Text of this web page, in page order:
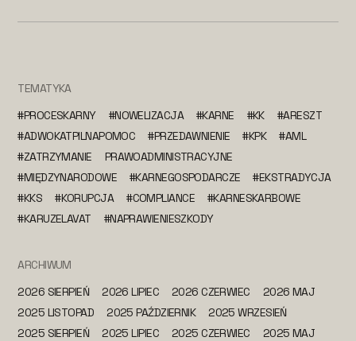
TEMATYKA
#PROCESKARNY
#NOWELIZACJA #KARNE #KK
#ARESZT
#ADWOKATPILNAPOMOC
#PRZEDAWNIENIE #KPK
#AML
#ZATRZYMANIE
PRAWOADMINISTRACYJNE
#MIĘDZYNARODOWE
#KARNEGOSPODARCZE
#EKSTRADYCJA
#KKS
#KORUPCJA #COMPLIANCE
#KARNESKARBOWE
#KARUZELAVAT
#NAPRAWIENIESZKODY
ARCHIWUM
2026 SIERPIEŃ
2026 LIPIEC 2026 CZERWIEC
2026 MAJ
2025 LISTOPAD
2025 PAŹDZIERNIK
2025 WRZESIEŃ
2025 SIERPIEŃ
2025 LIPIEC 2025 CZERWIEC
2025 MAJ